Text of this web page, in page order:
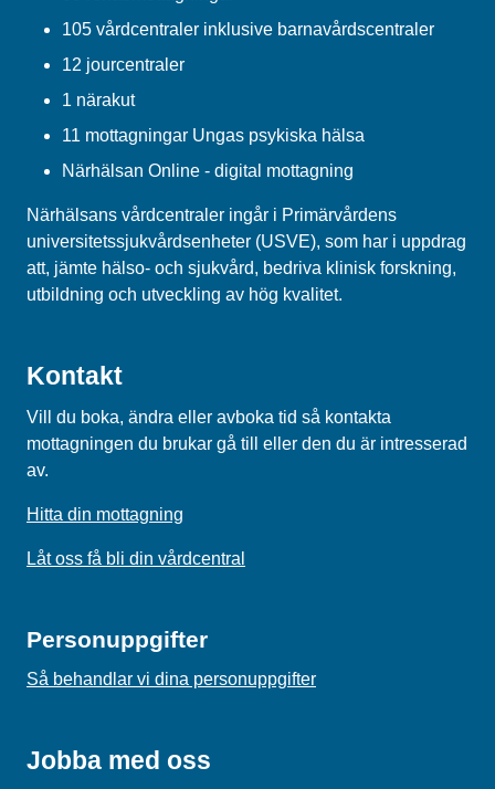
105 vårdcentraler inklusive barnavårdscentraler
12 jourcentraler
1 närakut
11 mottagningar Ungas psykiska hälsa
Närhälsan Online - digital mottagning
Närhälsans vårdcentraler ingår i Primärvårdens
universitetssjukvårdsenheter (USVE), som har i uppdrag
att, jämte hälso- och sjukvård, bedriva klinisk forskning,
utbildning och utveckling av hög kvalitet.
Kontakt
Vill du boka, ändra eller avboka tid så kontakta
mottagningen du brukar gå till eller den du är intresserad
av.
Hitta din mottagning
Låt oss få bli din vårdcentral
Personuppgifter
Så behandlar vi dina personuppgifter
Jobba med oss